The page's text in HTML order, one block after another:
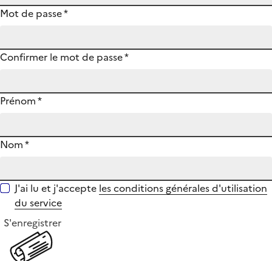
Mot de passe*
Confirmer le mot de passe*
Prénom*
Nom*
J'ai lu et j'accepte les conditions générales d'utilisation
du service
S'enregistrer